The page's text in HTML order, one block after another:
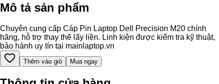
Mô tả sản phẩm
Chuyên cung cấp Cáp Pin Laptop Dell Precision M20 chính
hãng, hỗ trợ thay thế lấy liền. Linh kiện được kiểm tra kỹ thuật,
bảo hành uy tín tại mainlaptop.vn
Thêm vào giỏ Mua ngay